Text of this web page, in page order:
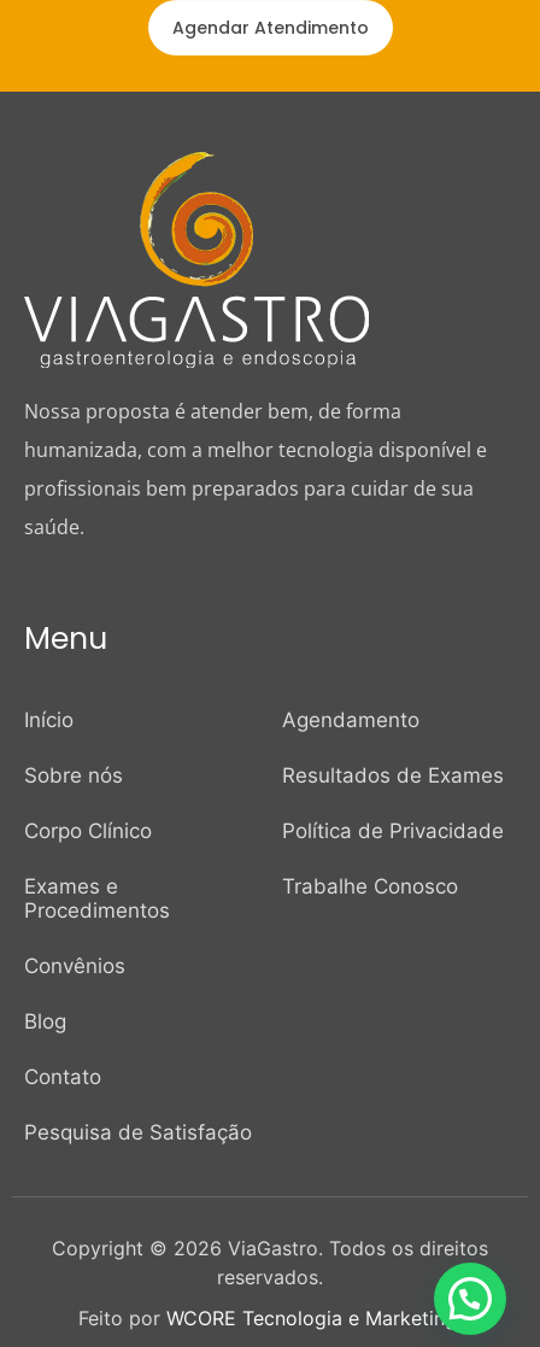
Agendar Atendimento
Nossa proposta é atender bem, de forma
humanizada, com a melhor tecnologia disponível e
profissionais bem preparados para cuidar de sua
saúde.
Menu
Início
Sobre nós
Corpo Clínico
Exames e
Procedimentos
Convênios
Blog
Contato
Pesquisa de Satisfação
Agendamento
Resultados de Exames
Política de Privacidade
Trabalhe Conosco
Copyright © 2026 ViaGastro. Todos os direitos
reservados.
Feito por WCORE Tecnologia e Marketing.